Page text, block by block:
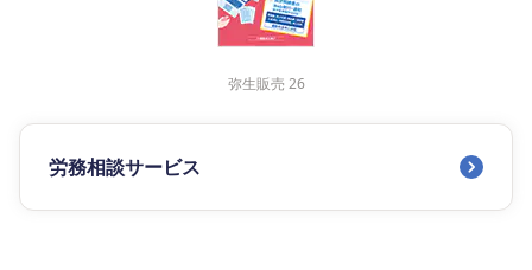
弥生販売 26
労務相談サービス